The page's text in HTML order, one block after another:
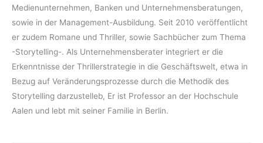
Medienunternehmen, Banken und Unternehmensberatungen,
sowie in der Management-Ausbildung. Seit 2010 veröffentlicht
er zudem Romane und Thriller, sowie Sachbücher zum Thema
-Storytelling-. Als Unternehmensberater integriert er die
Erkenntnisse der Thrillerstrategie in die Geschäftswelt, etwa in
Bezug auf Veränderungsprozesse durch die Methodik des
Storytelling darzustelleb, Er ist Professor an der Hochschule
Aalen und lebt mit seiner Familie in Berlin.